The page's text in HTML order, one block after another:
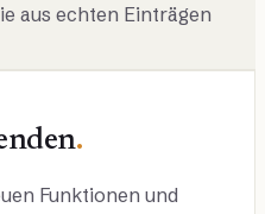
aus echten Einträgen
.
Funktionen und